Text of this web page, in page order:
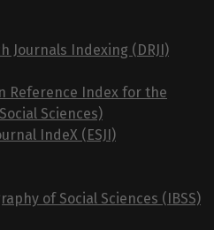
Journals Indexing (DRJI)
Reference Index for the
Sciences)
IndeX (ESJI)
of Social Sciences (IBSS)